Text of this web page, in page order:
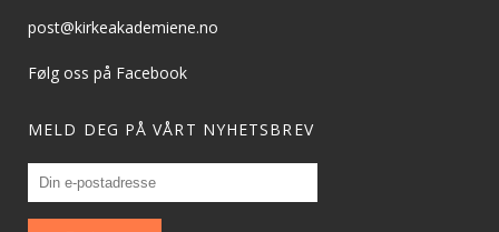
post@kirkeakademiene.no
Følg oss på Facebook
MELD DEG PÅ VÅRT NYHETSBREV